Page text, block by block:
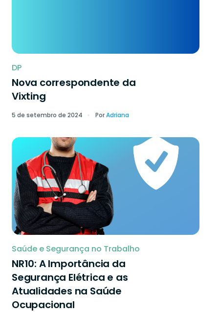
DP
Nova correspondente da
Vixting
5 de setembro de 2024 PorAdriana
Saúde e Segurança no Trabalho
NR10: A Importância da
Segurança Elétrica e as
Atualidades na Saúde
Ocupacional